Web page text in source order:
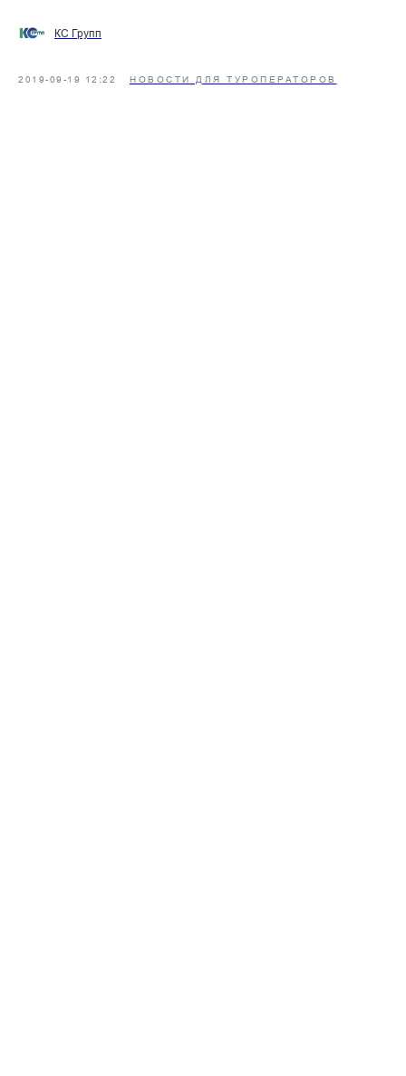
КС Групп
2019-09-19 12:22 НОВОСТИ ДЛЯ ТУРОПЕРАТОРОВ